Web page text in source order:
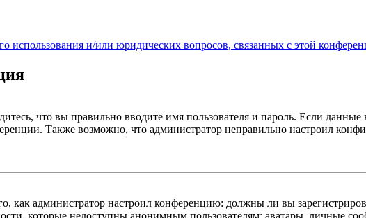
использования и/или юридических вопросов, связанных с этой
что вы правильно вводите имя пользователя и пароль. Если
Также возможно, что администратор неправильно настроил
как администратор настроил конференцию: должны ли вы
которые недоступны анонимным пользователям: аватары, личные